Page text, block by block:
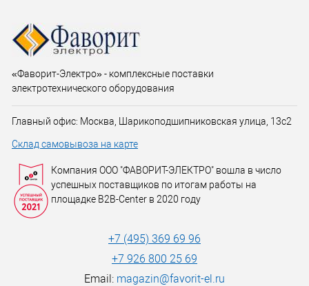
«Фаворит-Электро» - комплексные поставки
электротехнического оборудования
Главный офис: Москва, Шарикоподшипниковская улица, 13с2
Склад самовывоза на карте
Компания ООО "ФАВОРИТ-ЭЛЕКТРО" вошла в число
успешных поставщиков по итогам работы на
площадке B2B-Center в 2020 году
+7 (495) 369 69 96
+7 926 800 25 69
Email: magazin@favorit-el.ru